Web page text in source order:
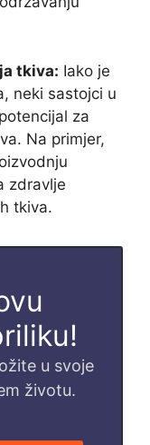
tkiva: Iako je
neki sastojci u
za
Na primjer,
zdravlje
tkiva.
u svoje
životu.